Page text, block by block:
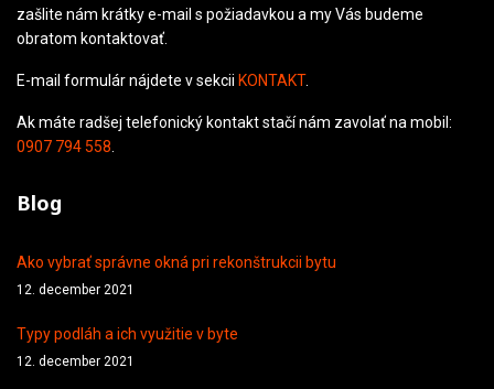
zašlite nám krátky e-mail s požiadavkou a my Vás budeme
obratom kontaktovať.
E-mail formulár nájdete v sekcii KONTAKT.
Ak máte radšej telefonický kontakt stačí nám zavolať na mobil:
0907 794 558
Blog
Ako vybrať správne okná pri rekonštrukcii bytu
12. december 2021
Typy podláh a ich využitie v byte
12. december 2021